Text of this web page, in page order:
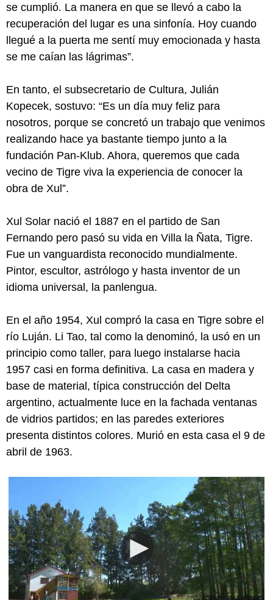
se cumplió. La manera en que se llevó a cabo la
recuperación del lugar es una sinfonía. Hoy cuando
llegué a la puerta me sentí muy emocionada y hasta
se me caían las lágrimas”.
En tanto, el subsecretario de Cultura, Julián
Kopecek, sostuvo: “Es un día muy feliz para
nosotros, porque se concretó un trabajo que venimos
realizando hace ya bastante tiempo junto a la
fundación Pan-Klub. Ahora, queremos que cada
vecino de Tigre viva la experiencia de conocer la
obra de Xul”.
Xul Solar nació el 1887 en el partido de San
Fernando pero pasó su vida en Villa la Ñata, Tigre.
Fue un vanguardista reconocido mundialmente.
Pintor, escultor, astrólogo y hasta inventor de un
idioma universal, la panlengua.
En el año 1954, Xul compró la casa en Tigre sobre el
río Luján. Li Tao, tal como la denominó, la usó en un
principio como taller, para luego instalarse hacia
1957 casi en forma definitiva. La casa en madera y
base de material, típica construcción del Delta
argentino, actualmente luce en la fachada ventanas
de vidrios partidos; en las paredes exteriores
presenta distintos colores. Murió en esta casa el 9 de
abril de 1963.